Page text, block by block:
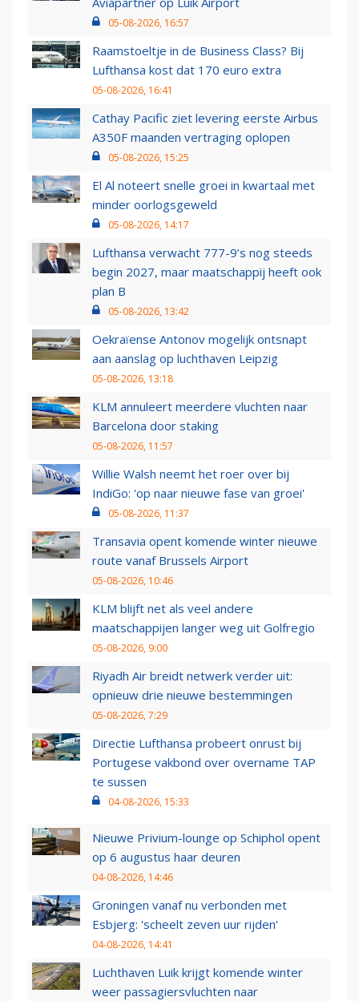
05-08-2026, 16:57
Raamstoeltje in de Business Class? Bij
Lufthansa kost dat 170 euro extra
05-08-2026, 16:41
Cathay Pacific ziet levering eerste Airbus
A350F maanden vertraging oplopen
05-08-2026, 15:25
El Al noteert snelle groei in kwartaal met
minder oorlogsgeweld
05-08-2026, 14:17
Lufthansa verwacht 777-9’s nog steeds
begin 2027, maar maatschappij heeft ook
plan B
05-08-2026, 13:42
Oekraïense Antonov mogelijk ontsnapt
aan aanslag op luchthaven Leipzig
05-08-2026, 13:18
KLM annuleert meerdere vluchten naar
Barcelona door staking
05-08-2026, 11:57
Willie Walsh neemt het roer over bij
IndiGo: 'op naar nieuwe fase van groei'
05-08-2026, 11:37
Transavia opent komende winter nieuwe
route vanaf Brussels Airport
05-08-2026, 10:46
KLM blijft net als veel andere
maatschappijen langer weg uit Golfregio
05-08-2026, 9:00
Riyadh Air breidt netwerk verder uit:
opnieuw drie nieuwe bestemmingen
05-08-2026, 7:29
Directie Lufthansa probeert onrust bij
Portugese vakbond over overname TAP
te sussen
04-08-2026, 15:33
Nieuwe Privium-lounge op Schiphol opent
op 6 augustus haar deuren
04-08-2026, 14:46
Groningen vanaf nu verbonden met
Esbjerg: 'scheelt zeven uur rijden'
04-08-2026, 14:41
Luchthaven Luik krijgt komende winter
weer passagiersvluchten naar